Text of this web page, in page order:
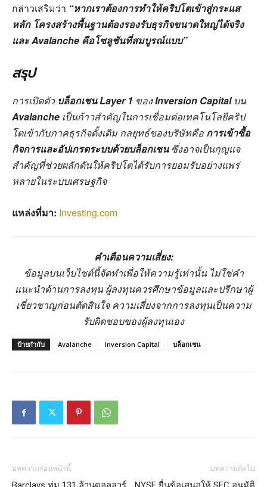
กล่าวเสริมว่า “หากเราต้องการทำให้คริปโตเข้าสู่กระแส
หลัก โครงสร้างพื้นฐานต้องรองรับธุรกิจขนาดใหญ่ได้จริง
และ Avalanche คือโซลูชันที่สมบูรณ์แบบ”
สรุป
การเปิดตัว บล็อกเชน Layer 1 ของInversion Capitalบน
Avalanche เป็นก้าวสำคัญในการเชื่อมต่อเทคโนโลยีคริป
โตเข้ากับภาคธุรกิจดั้งเดิม กลยุทธ์ของบริษัทคือ การเข้าซื้อ
กิจการและอัปเกรดระบบด้วยบล็อกเชนซึ่งอาจเป็นกุญแจ
สำคัญที่ช่วยผลักดันให้คริปโตได้รับการยอมรับอย่างแพร่
หลายในระบบเศรษฐกิจ
แหล่งที่มา: Investing.com
คำเตือนความเสี่ยง:
ข้อมูลบนเว็บไซต์นี้จัดทำเพื่อให้ความรู้เท่านั้น ไม่ใช่คำ
แนะนำด้านการลงทุน ผู้ลงทุนควรศึกษาข้อมูลและปรึกษาผู้
เชี่ยวชาญก่อนตัดสินใจ ความเสี่ยงจากการลงทุนเป็นความ
รับผิดชอบของผู้ลงทุนเอง
ป้ายกำกับ Avalanche Inversion Capital บล็อกเชน
บทความก่อนหน้านี้ บทความถัดไป